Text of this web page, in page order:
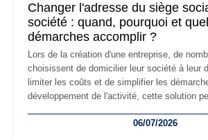
Changer l'adresse du siège
société : quand, pourquoi et
démarches accomplir ?
Lors de la création d'une entreprise, de
choisissent de domicilier leur société à leur
limiter les coûts et de simplifier les
développement de l'activité, cette solution
professionnels, recrutement, image de
06/07/2026